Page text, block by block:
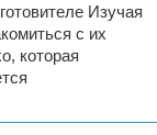
Изучая
с их
которая